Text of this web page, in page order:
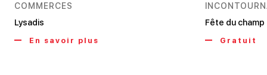
COMMERCES
Lysadis
En savoir plus
Fête du champ
Gratuit